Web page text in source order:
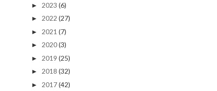
► 2023 (6)
► 2022 (27)
► 2021 (7)
► 2020(3)
► 2019 (25)
► 2018 (32)
► 2017(42)